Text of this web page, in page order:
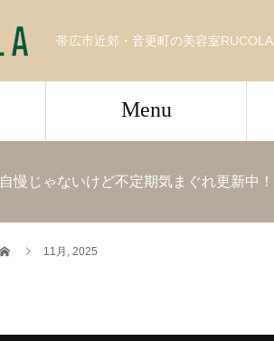
帯広市近郊・音更町の美容室RUCOLA
Menu
自慢じゃないけど不定期気まぐれ更新中！
11月, 2025